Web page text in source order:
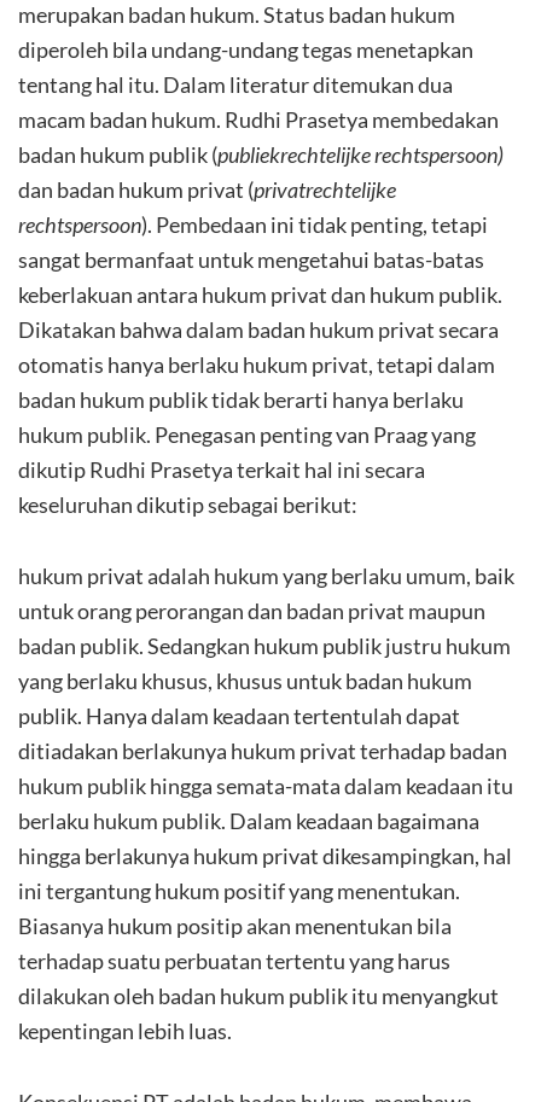
merupakan badan hukum. Status badan hukum
diperoleh bila undang-undang tegas menetapkan
tentang hal itu. Dalam literatur ditemukan dua
macam badan hukum. Rudhi Prasetya membedakan
badan hukum publik (publiekrechtelijke rechtspersoon)
dan badan hukum privat (privatrechtelijke
rechtspersoon). Pembedaan ini tidak penting, tetapi
sangat bermanfaat untuk mengetahui batas-batas
keberlakuan antara hukum privat dan hukum publik.
Dikatakan bahwa dalam badan hukum privat secara
otomatis hanya berlaku hukum privat, tetapi dalam
badan hukum publik tidak berarti hanya berlaku
hukum publik. Penegasan penting van Praag yang
dikutip Rudhi Prasetya terkait hal ini secara
keseluruhan dikutip sebagai berikut:
hukum privat adalah hukum yang berlaku umum, baik
untuk orang perorangan dan badan privat maupun
badan publik. Sedangkan hukum publik justru hukum
yang berlaku khusus, khusus untuk badan hukum
publik. Hanya dalam keadaan tertentulah dapat
ditiadakan berlakunya hukum privat terhadap badan
hukum publik hingga semata-mata dalam keadaan itu
berlaku hukum publik. Dalam keadaan bagaimana
hingga berlakunya hukum privat dikesampingkan, hal
ini tergantung hukum positif yang menentukan.
Biasanya hukum positip akan menentukan bila
terhadap suatu perbuatan tertentu yang harus
dilakukan oleh badan hukum publik itu menyangkut
kepentingan lebih luas.